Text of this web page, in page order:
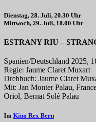
Dienstag, 28. Juli, 20.30 Uhr
Mittwoch, 29. Juli, 18.00 Uhr
ESTRANY RIU –
Spanien/Deutschland 2025,
Regie: Jaume Claret Muxart
Drehbuch: Jaume Claret
Mit: Jan Monter Palau,
Oriol, Bernat Solé Palau
Im Kino Rex Bern